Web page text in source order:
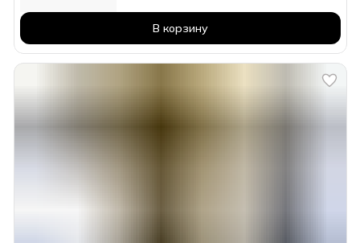
В корзину